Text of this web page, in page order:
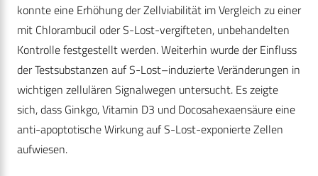
konnte eine Erhöhung der Zellviabilität im Vergleich zu einer
mit Chlorambucil oder S-Lost-vergifteten, unbehandelten
Kontrolle festgestellt werden. Weiterhin wurde der Einfluss
der Testsubstanzen auf S-Lost–induzierte Veränderungen in
wichtigen zellulären Signalwegen untersucht. Es zeigte
sich, dass Ginkgo, Vitamin D3 und Docosahexaensäure eine
anti-apoptotische Wirkung auf S-Lost-exponierte Zellen
aufwiesen.